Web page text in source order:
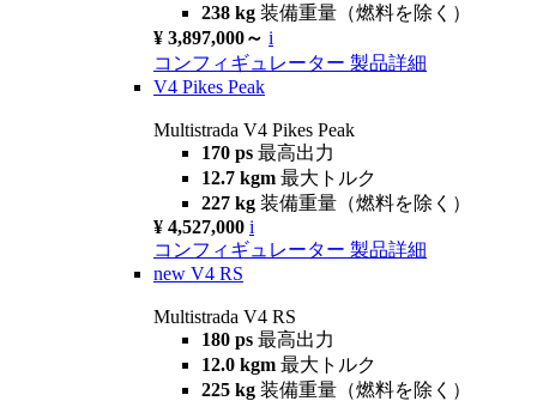
238 kg 装備重量（燃料を除く）
¥ 3,897,000～ i
コンフィギュレーター 製品詳細
V4 Pikes Peak
Multistrada V4 Pikes Peak
170 ps 最高出力
12.7 kgm 最大トルク
227 kg 装備重量（燃料を除く）
¥ 4,527,000 i
コンフィギュレーター 製品詳細
new V4 RS
Multistrada V4 RS
180 ps 最高出力
12.0 kgm 最大トルク
225 kg 装備重量（燃料を除く）